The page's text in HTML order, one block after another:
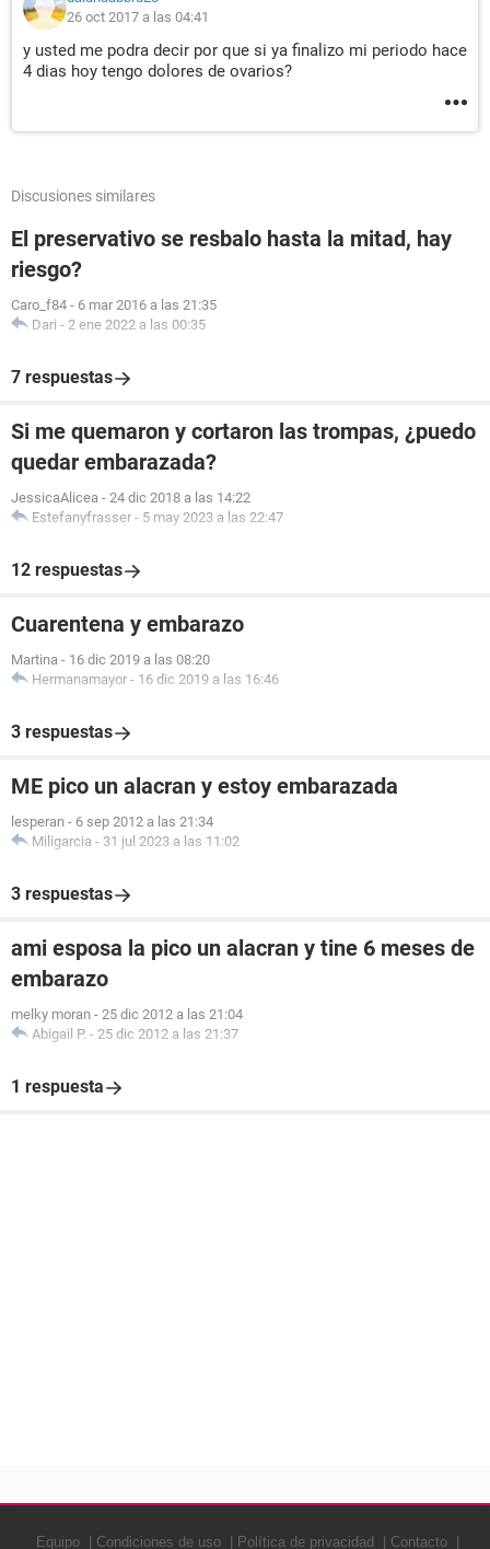
26 oct 2017 a las 04:41
y usted me podra decir por que si ya finalizo mi periodo hace
4 dias hoy tengo dolores de ovarios?
Discusiones similares
El preservativo se resbalo hasta la mitad, hay
riesgo?
Caro_f84 - 6 mar 2016 a las 21:35
Dari - 2 ene 2022 a las 00:35
7 respuestas
Si me quemaron y cortaron las trompas, ¿puedo
quedar embarazada?
JessicaAlicea - 24 dic 2018 a las 14:22
Estefanyfrasser - 5 may 2023 a las 22:47
12 respuestas
Cuarentena y embarazo
Martina - 16 dic 2019 a las 08:20
Hermanamayor - 16 dic 2019 a las 16:46
3 respuestas
ME pico un alacran y estoy embarazada
lesperan - 6 sep 2012 a las 21:34
Miligarcia - 31 jul 2023 a las 11:02
3 respuestas
ami esposa la pico un alacran y tine 6 meses de
embarazo
melky moran - 25 dic 2012 a las 21:04
Abigail P. - 25 dic 2012 a las 21:37
1 respuesta
Equipo Condiciones de uso Política de privacidad Contacto